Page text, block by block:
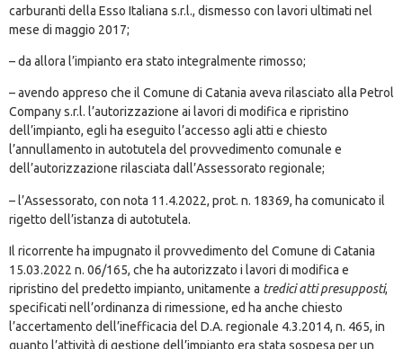
carburanti della Esso Italiana s.r.l., dismesso con lavori ultimati nel
mese di maggio 2017;
– da allora l’impianto era stato integralmente rimosso;
– avendo appreso che il Comune di Catania aveva rilasciato alla Petrol
Company s.r.l. l’autorizzazione ai lavori di modifica e ripristino
dell’impianto, egli ha eseguito l’accesso agli atti e chiesto
l’annullamento in autotutela del provvedimento comunale e
dell’autorizzazione rilasciata dall’Assessorato regionale;
– l’Assessorato, con nota 11.4.2022, prot. n. 18369, ha comunicato il
rigetto dell’istanza di autotutela.
Il ricorrente ha impugnato il provvedimento del Comune di Catania
15.03.2022 n. 06/165, che ha autorizzato i lavori di modifica e
ripristino del predetto impianto, unitamente a tredici atti presupposti,
specificati nell’ordinanza di rimessione, ed ha anche chiesto
l’accertamento dell’inefficacia del D.A. regionale 4.3.2014, n. 465, in
quanto l’attività di gestione dell’impianto era stata sospesa per un